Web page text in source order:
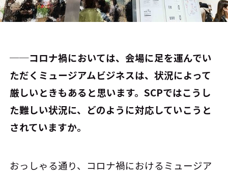
──コロナ禍においては、会場に足を運んでい
ただくミュージアムビジネスは、状況によって
厳しいときもあると思います。SCPではこうし
た難しい状況に、どのように対応していこうと
されていますか。
おっしゃる通り、コロナ禍におけるミュージア